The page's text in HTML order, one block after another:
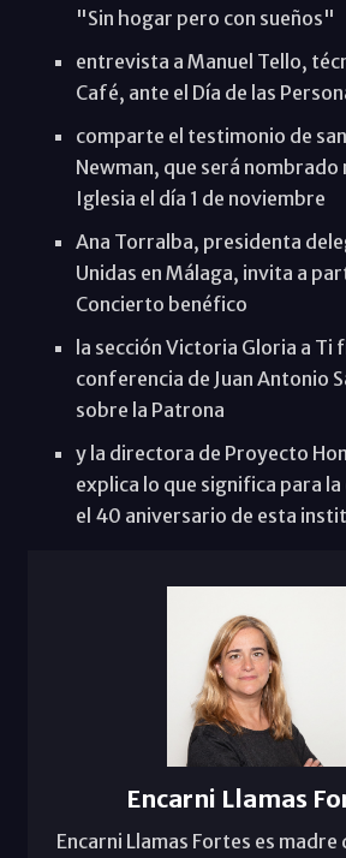
"Sin hogar pero con sueños"
entrevista a Manuel Tello,
Café, ante el Día de las
comparte el testimonio de
Newman, que será
Iglesia el día 1 de noviembre
Ana Torralba, presidenta
Unidas en Málaga, invita a
Concierto benéfico
la sección Victoria Gloria a Ti
conferencia de Juan Antonio
sobre la Patrona
y la directora de Proyecto
explica lo que significa para
el 40 aniversario de esta
Encarni Llamas
Encarni Llamas Fortes es